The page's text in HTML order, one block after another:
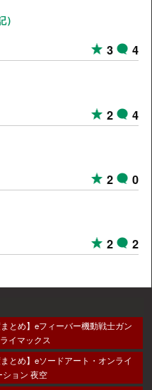
3 4
2 4
2 0
2 2
まとめ】eフィーバー機動戦士ガン
イマックス
まとめ】eソードアート・オンライ
ション 夜空